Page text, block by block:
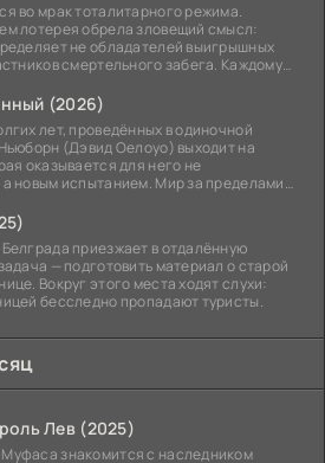
во мрак тоталитарного режима.
лотерея обрела зловещий смысл:
не обладателей выигрышных
смертельного забега. Каждому
(2026)
лет, проведённых в одиночной
(Дэвид Оелоуо) выходит на
оказывается для него не
новым испытанием. Мир за пределами
приезжает в отдалённую
— подготовить материал о старой
Вокруг этого места ходят слухи:
бесследно пропадают туристы.
Лев (2025)
знакомится с наследником